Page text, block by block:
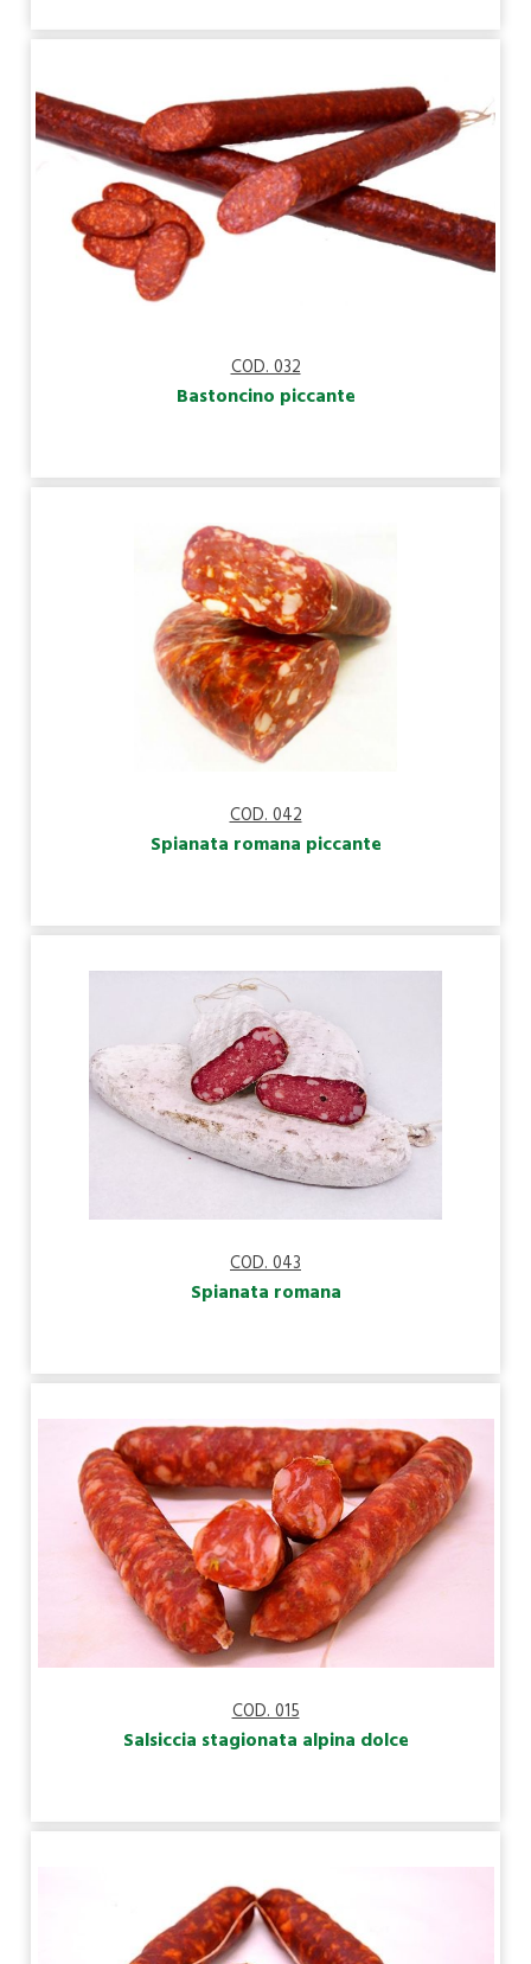
COD. 032
Bastoncino piccante
COD. 042
Spianata romana piccante
COD. 043
Spianata romana
COD. 015
Salsiccia stagionata alpina dolce